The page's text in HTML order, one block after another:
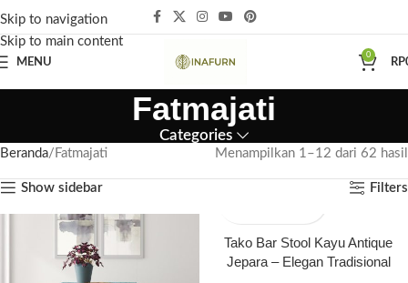
Skip to navigation
Skip to main content
MENU
0
RP
Fatmajati
Categories
Beranda Fatmajati Menampilkan 1–12 dari 62 hasil
Show sidebar Filters
Tako Bar Stool Kayu Antique
Jepara – Elegan Tradisional